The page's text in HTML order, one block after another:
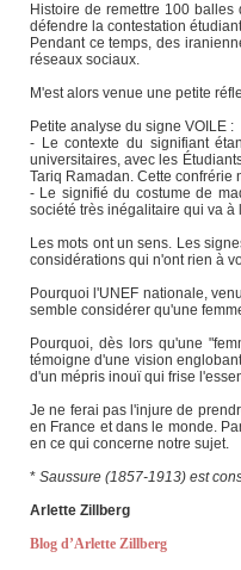
Histoire de remettre 100
défendre la contestation
Pendant ce temps, des
réseaux sociaux.
M'est alors venue une petite
Petite analyse du signe VOILE :
- Le contexte du signifiant
universitaires, avec les
Tariq Ramadan. Cette confrérie
- Le signifié du costume de
société très inégalitaire qui va
Les mots ont un sens. Les
considérations qui n'ont rien à
Pourquoi l'UNEF nationale,
semble considérer qu'une
Pourquoi, dès lors qu'une
témoigne d'une vision
d'un mépris inouï qui frise
Je ne ferai pas l'injure de
en France et dans le monde.
en ce qui concerne notre sujet.
* Saussure (1857-1913) est
Arlette Zillberg
Blog d’Arlette Zillberg